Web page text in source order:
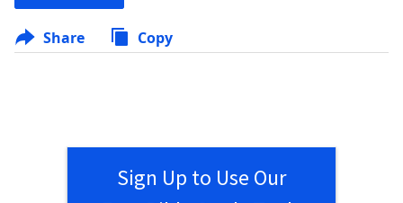
Share Copy
Sign Up to Use Our